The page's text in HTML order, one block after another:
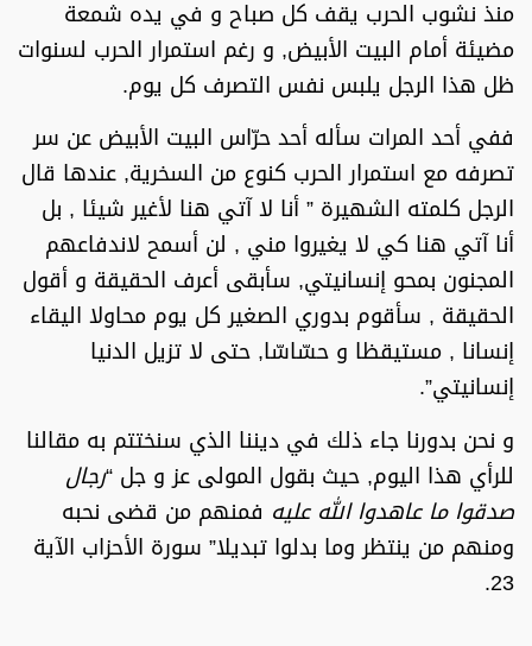
منذ نشوب الحرب يقف كل صباح و في يده شمعة
مضيئة أمام البيت الأبيض, و رغم استمرار الحرب لسنوات
ظل هذا الرجل يلبس نفس التصرف كل يوم.
ففي أحد المرات سأله أحد حرّاس البيت الأبيض عن سر
تصرفه مع استمرار الحرب كنوع من السخرية, عندها قال
الرجل كلمته الشهيرة ” أنا لا آتي هنا لأغير شيئا , بل
أنا آتي هنا كي لا يغيروا مني , لن أسمح لاندفاعهم
المجنون بمحو إنسانيتي, سأبقى أعرف الحقيقة و أقول
الحقيقة , سأقوم بدوري الصغير كل يوم محاولا اليقاء
إنسانا , مستيقظا و حسّاسّا, حتى لا تزيل الدنيا
إنسانيتي”.
و نحن بدورنا جاء ذلك في ديننا الذي سنختتم به مقالنا
للرأي هذا اليوم, حيث بقول المولى عز و جل “رجال
صدقوا ما عاهدوا الله عليه فمنهم من قضى نحبه
ومنهم من ينتظر وما بدلوا تبديلا” سورة الأحزاب الآية
23.